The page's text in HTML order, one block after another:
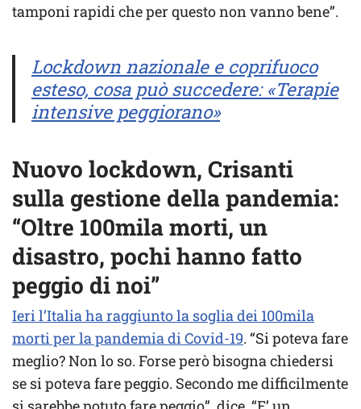
tamponi rapidi che per questo non vanno bene”.
Lockdown nazionale e coprifuoco
esteso, cosa può succedere: «Terapie
intensive peggiorano»
Nuovo lockdown, Crisanti
sulla gestione della pandemia:
“Oltre 100mila morti, un
disastro, pochi hanno fatto
peggio di noi”
Ieri l’Italia ha raggiunto la soglia dei 100mila
morti per la pandemia di Covid-19. “Si poteva fare
meglio? Non lo so. Forse però bisogna chiedersi
se si poteva fare peggio. Secondo me difficilmente